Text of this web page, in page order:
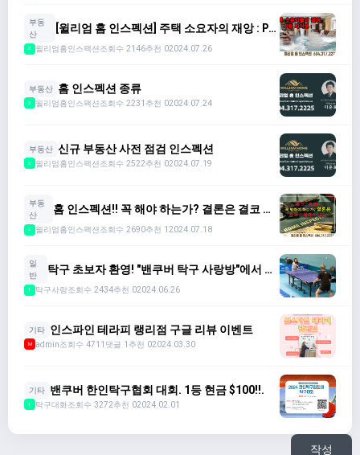
부동
산
[윌리엄 홈 인스펙션] 주택 소요자의 재앙 : PB
2 윌리엄홈인스팩션조회수 2146추천 02024.07.26
부동산 홈 인스펙션 종류
2 윌리엄홈인스팩션조회수 2231 추천 02024.07.24
부동산 신규 부동산 사전 점검 인스펙션
2 윌리엄홈인스팩션조회수 2522추천 02024.07.19
부동
산
홈 인스펙션!! 꼭 해야 하는가? 결론은 결코 손
2 윌리엄홈인스팩션조회수 2690추천 1 2024.07.18
일
반
탁구 초보자 환영! "밴쿠버 탁구 사랑방"에서 함
1 탁구사랑조회수 2434추천 02024.06.26
기타 인스파인 테라피 랭리점 구글 리뷰 이벤트
M admin조회수 4711 댓글 1 추천 02024.03.30
기타 밴쿠버 한인탁구협회 대회. 1등 현금 $100!!.
1 탁구대화조회수 3272추천 02024.02.01
작성